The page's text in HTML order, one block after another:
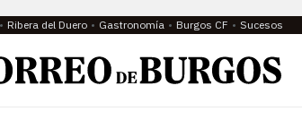
Ribera del Duero Gastronomía Burgos CF Sucesos